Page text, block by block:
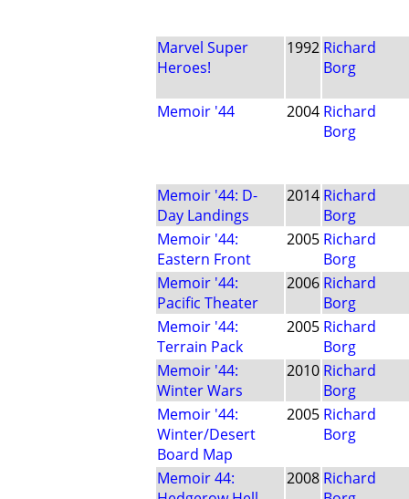
Marvel Super
Heroes!
1992 Richard
Borg
Memoir '44 2004 Richard
Borg
Memoir '44: D-
Day Landings
2014 Richard
Borg
Memoir '44:
Eastern Front
2005 Richard
Borg
Memoir '44:
Pacific Theater
2006 Richard
Borg
Memoir '44:
Terrain Pack
2005 Richard
Borg
Memoir '44:
Winter Wars
2010 Richard
Borg
Memoir '44:
Winter/Desert
Board Map
2005 Richard
Borg
Memoir 44:
2008 Richard